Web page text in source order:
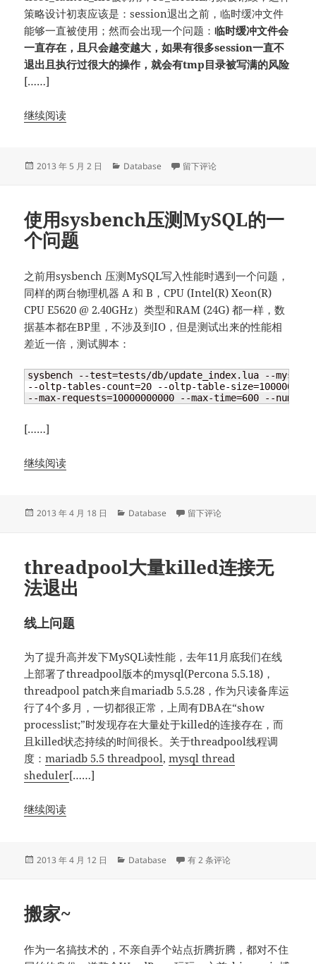
策略设计初衷应该是：session退出之前，临时缓冲文件
能够一直被使用；然而会出现一个问题：临时缓冲文件会
一直存在，且只会越变越大，如果有很多session一直不
退出且执行过很大的操作，就会有tmp目录被写满的风险
[……]
继续阅读
发
2013 年 5 月 2 日
分
Database 于percona bug#1162085,
留下评论
使用sysbench压测MySQL的一
个问题
之前用sysbench 压测MySQL写入性能时遇到一个问题，
同样的两台物理机器 A 和 B，CPU (Intel(R) Xeon(R)
CPU E5620 @ 2.40GHz）类型和RAM (24G) 都一样，数
据基本都在BP里，不涉及到IO，但是测试出来的性能相
差近一倍，测试脚本：
sysbench --test=tests/db/update_index.lua --
--oltp-tables-count=20 --oltp-table-size=1000000 --
--max-requests=10000000000 --max-time=600 --num-
[……]
继续阅读
发
2013 年 4 月 18 日
分
Database 于使用sysbench压测MySQL的一
留下评论
threadpool大量killed连接无
法退出
线上问题
为了提升高并发下MySQL读性能，去年11月底我们在线
上部署了threadpool版本的mysql(Percona 5.5.18)，
threadpool patch来自mariadb 5.5.28，作为只读备库运
行了4个多月，一切都很正常，上周有DBA在“show
processlist;”时发现存在大量处于killed的连接存在，而
且killed状态持续的时间很长。关于threadpool线程调
度：mariadb 5.5 threadpool,mysql thread
sheduler[……]
继续阅读
发
2013 年 4 月 12 日
分
Database threadpool大量killed连接无法退
有 2 条评论
搬家~
作为一名搞技术的，不亲自弄个站点折腾折腾，都对不住